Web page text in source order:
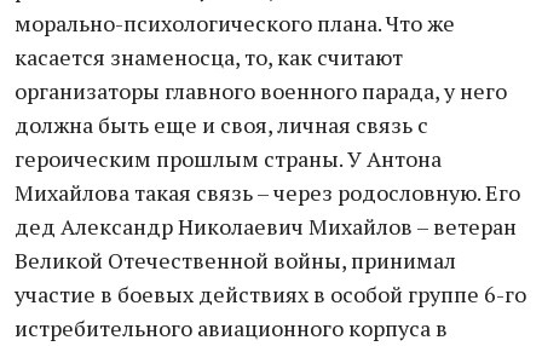
морально-психологического плана. Что же
касается знаменосца, то, как считают
организаторы главного военного парада, у него
должна быть еще и своя, личная связь с
героическим прошлым страны. У Антона
Михайлова такая связь – через родословную. Его
дед Александр Николаевич Михайлов – ветеран
Великой Отечественной войны, принимал
участие в боевых действиях в особой группе 6-го
истребительного авиационного корпуса в